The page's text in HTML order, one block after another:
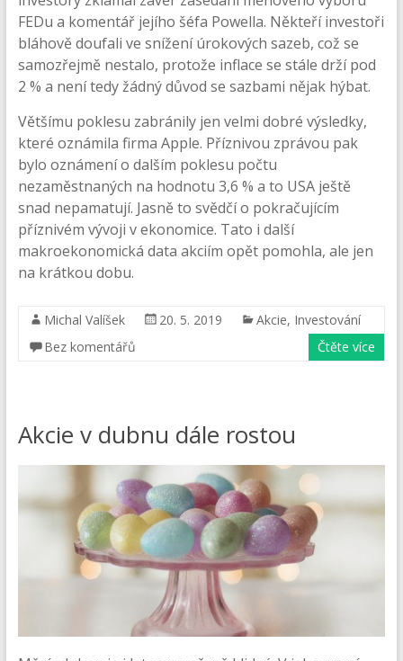
FEDu a komentář jejího šéfa Powella. Někteří investoři
bláhově doufali ve snížení úrokových sazeb, což se
samozřejmě nestalo, protože inflace se stále drží pod
2 % a není tedy žádný důvod se sazbami nějak hýbat.
Většímu poklesu zabránily jen velmi dobré výsledky,
které oznámila firma Apple. Příznivou zprávou pak
bylo oznámení o dalším poklesu počtu
nezaměstnaných na hodnotu 3,6 % a to USA ještě
snad nepamatují. Jasně to svědčí o pokračujícím
příznivém vývoji v ekonomice. Tato i další
makroekonomická data akciím opět pomohla, ale jen
na krátkou dobu.
Michal Valíšek 20. 5. 2019 Akcie, Investování
Bez komentářů
Čtěte více
Akcie v dubnu dále rostou